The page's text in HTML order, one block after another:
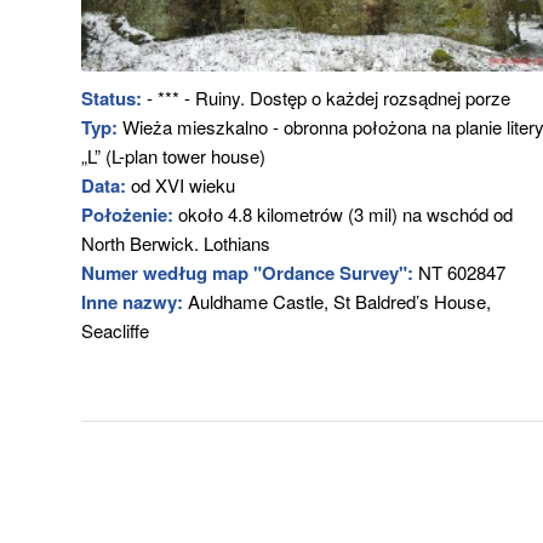
Status: - *** - Ruiny. Dostęp o każdej rozsądnej porze
Typ: Wieża mieszkalno - obronna położona na planie litery
„L” (L-plan tower house)
Data: od XVI wieku
Położenie: około 4.8 kilometrów (3 mil) na wschód od
North Berwick. Lothians
Numer według map "Ordance Survey": NT 602847
Inne nazwy: Auldhame Castle, St Baldred’s House,
Seacliffe